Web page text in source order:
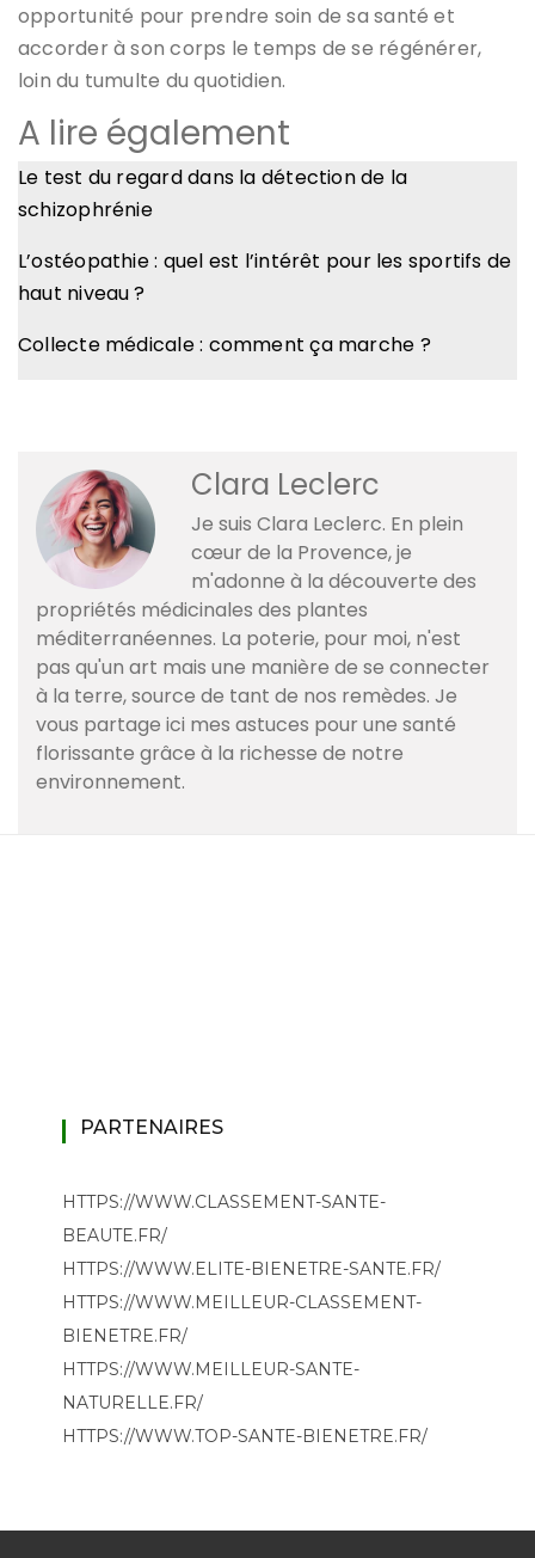
opportunité pour prendre soin de sa santé et
accorder à son corps le temps de se régénérer,
loin du tumulte du quotidien.
A lire également
Le test du regard dans la détection de la
schizophrénie
L’ostéopathie : quel est l’intérêt pour les sportifs de
haut niveau ?
Collecte médicale : comment ça marche ?
Clara Leclerc
Je suis Clara Leclerc. En plein
cœur de la Provence, je
m'adonne à la découverte des
propriétés médicinales des plantes
méditerranéennes. La poterie, pour moi, n'est
pas qu'un art mais une manière de se connecter
à la terre, source de tant de nos remèdes. Je
vous partage ici mes astuces pour une santé
florissante grâce à la richesse de notre
environnement.
PARTENAIRES
HTTPS://WWW.CLASSEMENT-SANTE-
BEAUTE.FR/
HTTPS://WWW.ELITE-BIENETRE-SANTE.FR/
HTTPS://WWW.MEILLEUR-CLASSEMENT-
BIENETRE.FR/
HTTPS://WWW.MEILLEUR-SANTE-
NATURELLE.FR/
HTTPS://WWW.TOP-SANTE-BIENETRE.FR/